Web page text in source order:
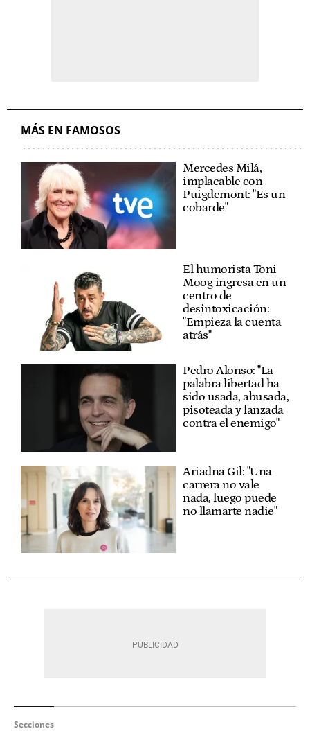
MÁS EN FAMOSOS
Mercedes Milá,
implacable con
Puigdemont: "Es un
cobarde"
El humorista Toni
Moog ingresa en un
centro de
desintoxicación:
"Empieza la cuenta
atrás"
Pedro Alonso: "La
palabra libertad ha
sido usada, abusada,
pisoteada y lanzada
contra el enemigo"
Ariadna Gil: "Una
carrera no vale
nada, luego puede
no llamarte nadie"
Secciones